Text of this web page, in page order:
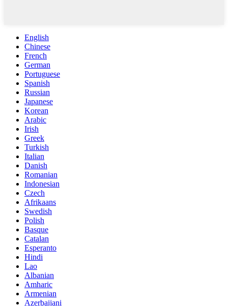
English
Chinese
French
German
Portuguese
Spanish
Russian
Japanese
Korean
Arabic
Irish
Greek
Turkish
Italian
Danish
Romanian
Indonesian
Czech
Afrikaans
Swedish
Polish
Basque
Catalan
Esperanto
Hindi
Lao
Albanian
Amharic
Armenian
Azerbaijani